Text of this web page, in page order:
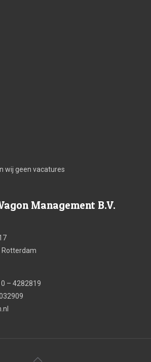
wij geen vacatures
Management B.V.
Rotterdam
– 4282819